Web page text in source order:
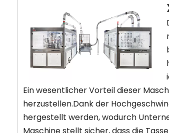
Ein wesentlicher Vorteil dieser
herzustellen.Dank der
hergestellt werden, wodurch